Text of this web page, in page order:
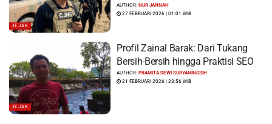
JEJAK
Benua
AUTHOR:NUR JANNAH
27 FEBRUARI 2026 | 01:01 WIB
JEJAK
Profil Zainal Barak: Dari Tukang
Bersih-Bersih hingga Praktisi SEO
AUTHOR:PRAMITA DEWI SURYANINGSIH
21 FEBRUARI 2026 | 23:56 WIB